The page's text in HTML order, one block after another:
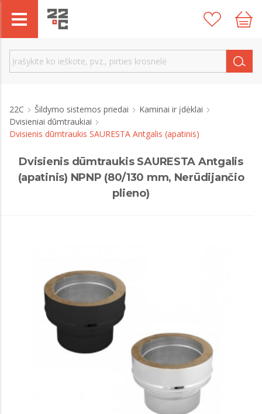
22C Šildymo sistemos priedai
Kaminai ir įdėklai
Dvisieniai dūmtraukiai
Dvisienis dūmtraukis SAURESTA Antgalis (apatinis)
Dvisienis dūmtraukis SAURESTA Antgalis
(apatinis) NPNP (80/130 mm, Nerūdijančio
plieno)